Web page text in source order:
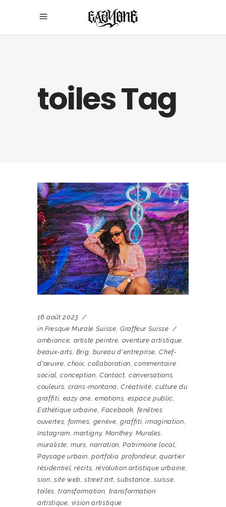
toiles Tag
16 août 2023
in Fresque Murale Suisse, Graffeur Suisse
ambiance, artiste peintre, aventure artistique,
beaux-arts, Brig, bureau d'entreprise,Chef-
d'œuvre, choix,collaboration,commentaire
social,conception,Contact, conversations,
couleurs, crans-montana,Créativité,culture du
graffiti, eazy one,emotions, espace public,
Esthétique urbaine,Facebook, fenêtres
ouvertes, formes, genève, graffiti,imagination,
Instagram,martigny, Monthey, Murales,
muraliste,murs,narration,Patrimoine local,
Paysage urbain,portfolio, profondeur,quartier
résidentiel,récits, révolution artistique urbaine,
sion, site web,street art,substance,suisse,
toiles,transformation, transformation
artistique, vision artistique